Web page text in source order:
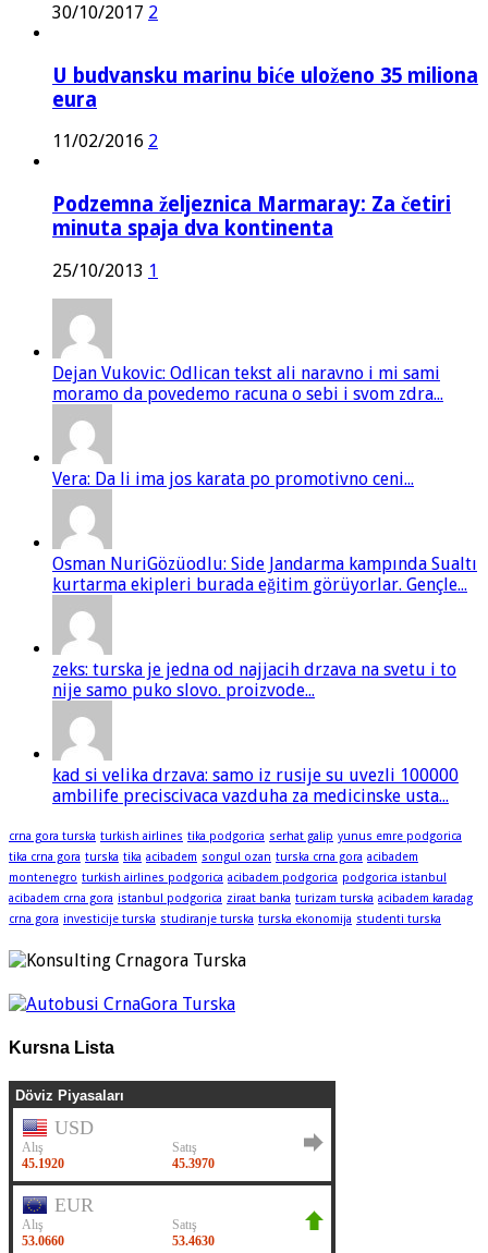
30/10/2017 2
U budvansku marinu biće uloženo 35 miliona
eura
11/02/2016 2
Podzemna željeznica Marmaray: Za četiri
minuta spaja dva kontinenta
25/10/2013 1
Dejan Vukovic: Odlican tekst ali naravno i mi sami
moramo da povedemo racuna o sebi i svom zdra...
Vera: Da li ima jos karata po promotivno ceni...
Osman NuriGözüodlu: Side Jandarma kampında Sualtı
kurtarma ekipleri burada eğitim görüyorlar. Gençle...
zeks: turska je jedna od najjacih drzava na svetu i to
nije samo puko slovo. proizvode...
kad si velika drzava: samo iz rusije su uvezli 100000
ambilife preciscivaca vazduha za medicinske usta...
crna gora turska turkish airlines tika podgorica serhat galip yunus emre podgorica
tika crna gora turska tika acibadem songul ozan turska crna gora acibadem
montenegro turkish airlines podgorica acibadem podgorica podgorica istanbul
acibadem crna gora istanbul podgorica ziraat banka turizam turska acibadem karadag
crna gora investicije turska studiranje turska turska ekonomija studenti turska
Kursna Lista